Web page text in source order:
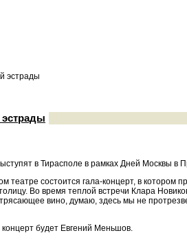
эстрады
в Тирасполе в рамках Дней Москвы в
театре состоится гала-концерт, в котором
Во время теплой встречи Клара
вино, думаю, здесь мы не
будет Евгений Меньшов.